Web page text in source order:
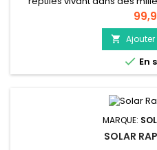
d’ombres régulières. Elle
correspond aux besoins
arboricoles et terrestres.
panthères (Furcifer
varans
Prix

 En
MARQUE:
SOLAR